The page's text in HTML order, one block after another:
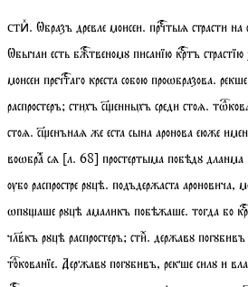
стиⷯ. Ѡбразъ древле моисеи. прчтыѧ страсти
Ѡбычаи есть бжтвеномꙋ писанїю кртъ
моисеи пречтаго креста собою проѡбразова.
распростеръ;стихъсенныхъ среди стоѧ.
стоѧ. сенънаѧ же еста сына аронова еюже
воѡбраⷤ сѧ[л. 68] простертыма побѣдꙋ
ѹбо распростре рꙋцѣ. подъдержаста
ѡпꙋаше рꙋцѣ амаликъ побѣжаше. тогда бо
члвкъ рꙋцѣ распростеръ;стиⷯ. державꙋ
токованїе. Державꙋ погꙋбивъ, рекше силꙋ и